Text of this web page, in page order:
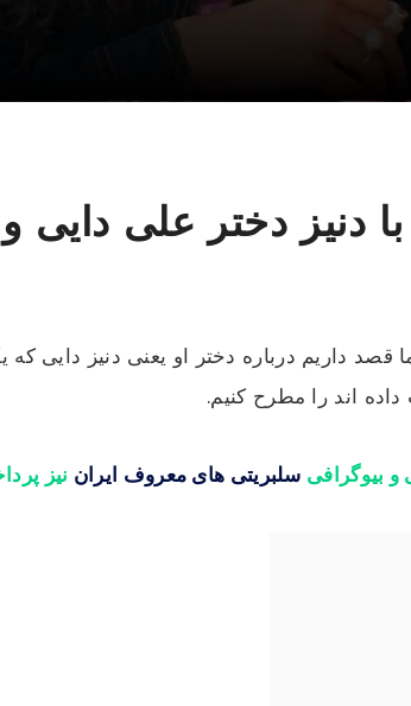
دنیز دختر علی
قصد داریم درباره دختر او یعنی دنیز
اند را مطرح کنیم.
بیوگرافی سلبریتی های معروف ایران نیز